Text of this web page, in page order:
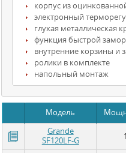
корпус из
электронный
глухая металлическая
функция быстрой
внутренние корзины и
ролики в комплекте
напольный монтаж
Модель
Grande
SF120LF-G